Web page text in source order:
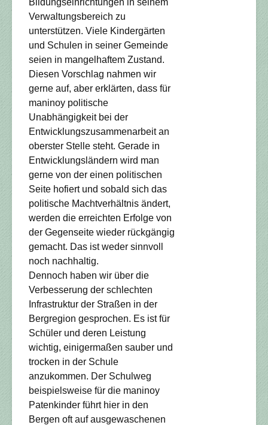
Verwaltungsbereich zu
unterstützen. Viele Kindergärten
und Schulen in seiner Gemeinde
seien in mangelhaftem Zustand.
Diesen Vorschlag nahmen wir
gerne auf, aber erklärten, dass für
maninoy politische
Unabhängigkeit bei der
Entwicklungszusammenarbeit an
oberster Stelle steht. Gerade in
Entwicklungsländern wird man
gerne von der einen politischen
Seite hofiert und sobald sich das
politische Machtverhältnis ändert,
werden die erreichten Erfolge von
der Gegenseite wieder rückgängig
gemacht. Das ist weder sinnvoll
noch nachhaltig.
Dennoch haben wir über die
Verbesserung der schlechten
Infrastruktur der Straßen in der
Bergregion gesprochen. Es ist für
Schüler und deren Leistung
wichtig, einigermaßen sauber und
trocken in der Schule
anzukommen. Der Schulweg
beispielsweise für die maninoy
Patenkinder führt hier in den
Bergen oft auf ausgewaschenen